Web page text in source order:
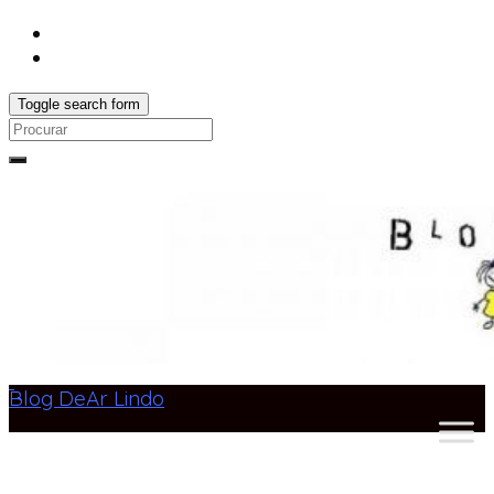
Toggle search form
Search
Blog DeAr Lindo